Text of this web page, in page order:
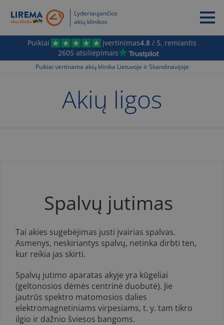
Lyderiaujančios
akių klinikos
Puikiai įvertinimas4.8 / 5, remiantis
2605 atsiliepimais
Puikiai vertinama akių klinika Lietuvoje ir Skandinavijoje
Akių ligos
Spalvų jutimas
Tai akies sugebėjimas justi įvairias spalvas.
Asmenys, neskiriantys spalvų, netinka dirbti ten,
kur reikia jas skirti.
Spalvų jutimo aparatas akyje yra kūgeliai
(geltonosios dėmės centrinė duobutė). Jie
jautrūs spektro matomosios dalies
elektromagnetiniams vir­pesiams, t. y. tam tikro
ilgio ir dažnio šviesos bangoms.